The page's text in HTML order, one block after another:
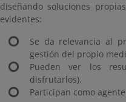
diseñando soluciones
evidentes:
Se da relevancia al
gestión del propio
Pueden ver los
disfrutarlos).
Participan como